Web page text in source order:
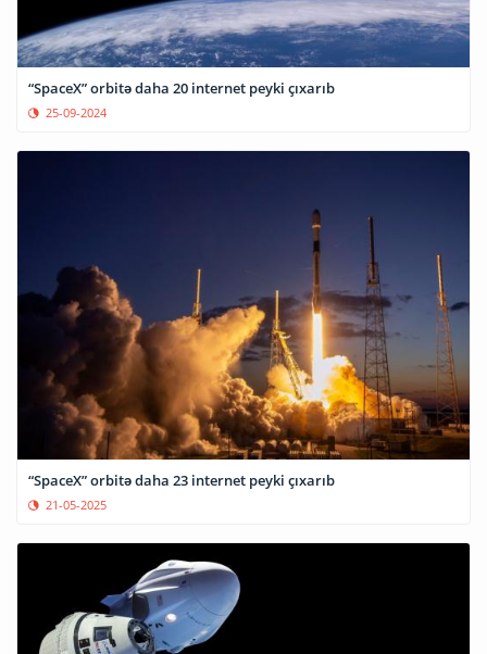
“SpaceX” orbitə daha 20 internet peyki çıxarıb
25-09-2024
“SpaceX” orbitə daha 23 internet peyki çıxarıb
21-05-2025